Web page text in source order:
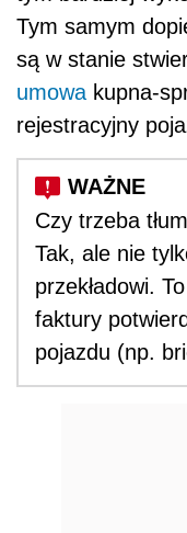
Tym samym
są w stanie
umowa kupna-
rejestracyjny
Czy trzeba
Tak, ale nie
przekładowi.
faktury
pojazdu (np.